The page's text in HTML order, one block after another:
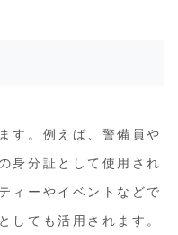
す。例えば、警備員や
身分証として使用され
ィーやイベントなどで
しても活用されます。